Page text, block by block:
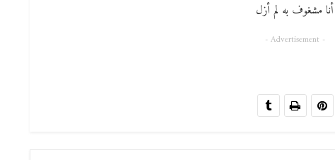
أنا مشغوف به لم أزل
- Advertisement -